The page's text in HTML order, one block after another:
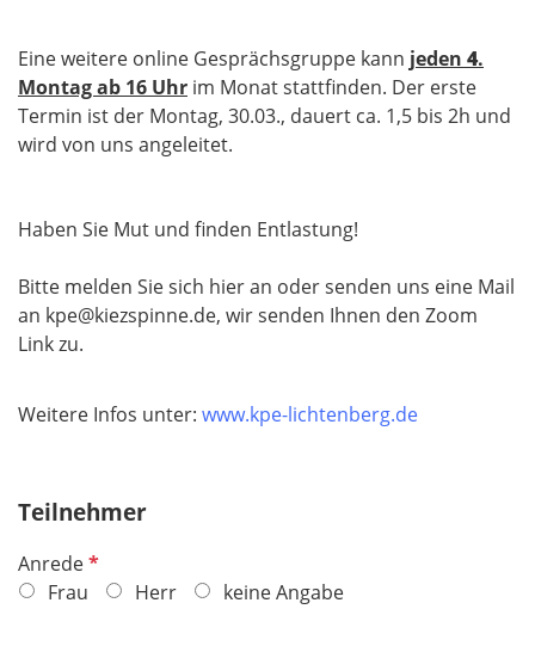
Eine weitere online Gesprächsgruppe kann jeden 4.
Montag ab 16 Uhr im Monat stattfinden. Der erste
Termin ist der Montag, 30.03., dauert ca. 1,5 bis 2h und
wird von uns angeleitet.
Haben Sie Mut und finden Entlastung!
Bitte melden Sie sich hier an oder senden uns eine Mail
an kpe@kiezspinne.de, wir senden Ihnen den Zoom
Link zu.
Weitere Infos unter: www.kpe-lichtenberg.de
Teilnehmer
AnredeP
f
Frau Herr keine Angabe